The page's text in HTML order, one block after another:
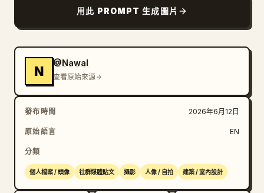
的肌膚渲染，自然色彩分級，柔和的冷白色日光色調，高細
節面部紋理，隨性美女肖像，韓系生活攝影美學，編輯級社
度，專業品質影像，真實自然美，清晰對焦，電影感氛圍，
體積光，逼真的光學效果。
用此 PROMPT 生成圖片
N
@Nawal
查看原始來源
發布時間 2026年6月12日
原始語言 EN
分類
個人檔案 / 頭像 社群媒體貼文 攝影 人像 / 自拍 建築 / 室內設計